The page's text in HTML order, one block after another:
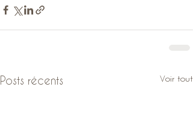
Posts récents Voir tout